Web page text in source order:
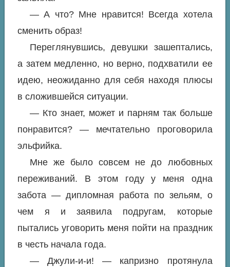
— А что? Мне нравится! Всегда хотела
сменить образ!
Переглянувшись, девушки зашептались,
а затем медленно, но верно, подхватили ее
идею, неожиданно для себя находя плюсы
в сложившейся ситуации.
— Кто знает, может и парням так больше
понравится? — мечтательно проговорила
эльфийка.
Мне же было совсем не до любовных
переживаний. В этом году у меня одна
забота — дипломная работа по зельям, о
чем я и заявила подругам, которые
пытались уговорить меня пойти на праздник
в честь начала года.
— Джули-и-и! — капризно протянула